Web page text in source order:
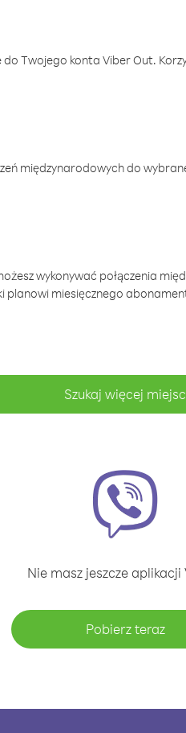
Twojego konta Viber Out.
międzynarodowych do
wykonywać połączenia
miesięcznego
Szukaj więcej miejsc
Nie masz jeszcze aplikacji
Pobierz teraz